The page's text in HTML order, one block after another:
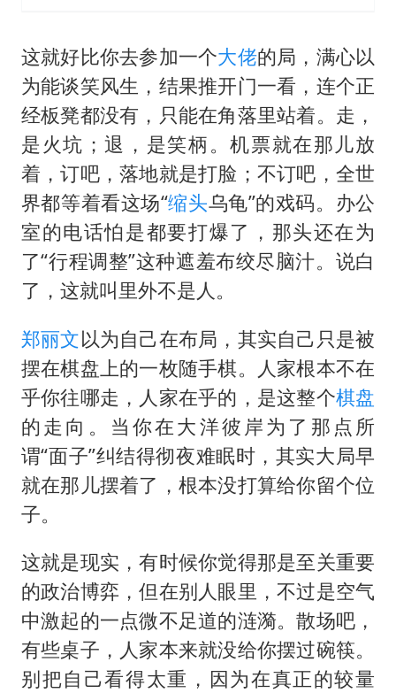
这就好比你去参加一个大佬的局，满心以
为能谈笑风生，结果推开门一看，连个正
经板凳都没有，只能在角落里站着。走，
是火坑；退，是笑柄。机票就在那儿放
着，订吧，落地就是打脸；不订吧，全世
界都等着看这场“缩头乌龟”的戏码。办公
室的电话怕是都要打爆了，那头还在为
了“行程调整”这种遮羞布绞尽脑汁。说白
了，这就叫里外不是人。
郑丽文以为自己在布局，其实自己只是被
摆在棋盘上的一枚随手棋。人家根本不在
乎你往哪走，人家在乎的，是这整个棋盘
的走向。当你在大洋彼岸为了那点所
谓“面子”纠结得彻夜难眠时，其实大局早
就在那儿摆着了，根本没打算给你留个位
子。
这就是现实，有时候你觉得那是至关重要
的政治博弈，但在别人眼里，不过是空气
中激起的一点微不足道的涟漪。散场吧，
有些桌子，人家本来就没给你摆过碗筷。
别把自己看得太重，因为在真正的较量